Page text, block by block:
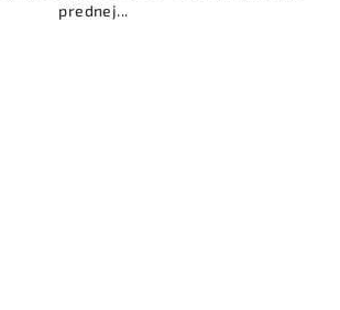
prednej...